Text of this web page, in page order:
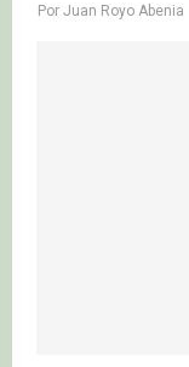
Por Juan Royo Abenia